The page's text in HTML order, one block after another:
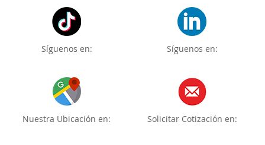
Síguenos en: Síguenos en:
Nuestra Ubicación en: Solicitar Cotización en: